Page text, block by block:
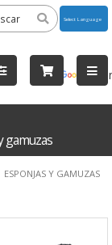
by
gamuzas
ESPONJAS Y GAMUZAS